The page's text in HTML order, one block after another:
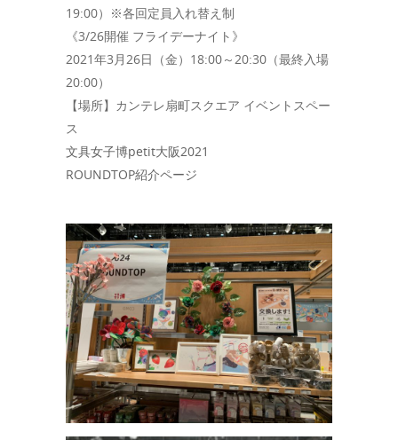
19:00）※各回定員入れ替え制
《3/26開催 フライデーナイト》
2021年3月26日（金）18:00～20:30（最終入場
20:00）
【場所】カンテレ扇町スクエア イベントスペー
ス
文具女子博petit大阪2021
ROUNDTOP紹介ページ